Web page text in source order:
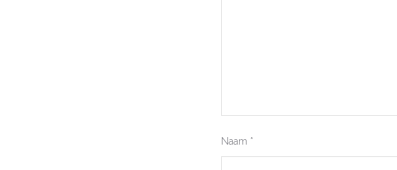
Naam *